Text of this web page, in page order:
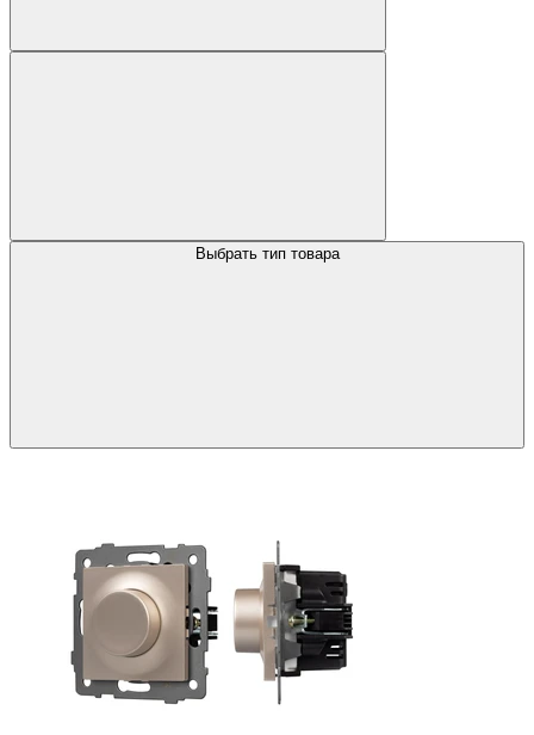
Выбрать тип товара